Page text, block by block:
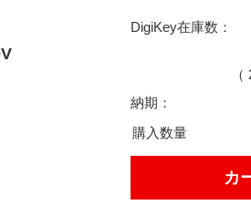
DigiKey在庫数：
（
納期：
購入数量